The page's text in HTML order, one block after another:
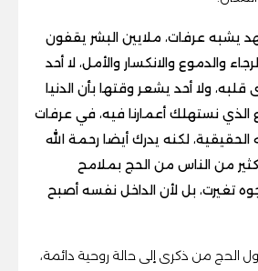
يشبه عرفات، ملايين البشر يقفون
والدموع والانكسار والأمل، لا أحد
ولا أحد يشعر وقتها بأن الدنيا
نستهلك أعمارنا فيه، في عرفات
لكنه يدرك أيضا رحمة الله
من الناس من الحج بملامح
تغيرت، بل لأن الداخل نفسه أصبح
الحج من ذكرى إلى حالة روحية دائمة،